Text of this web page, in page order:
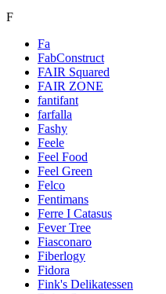
F
Fa
FabConstruct
FAIR Squared
FAIR ZONE
fantifant
farfalla
Fashy
Feele
Feel Food
Feel Green
Felco
Fentimans
Ferre I Catasus
Fever Tree
Fiasconaro
Fiberlogy
Fidora
Fink's Delikatessen